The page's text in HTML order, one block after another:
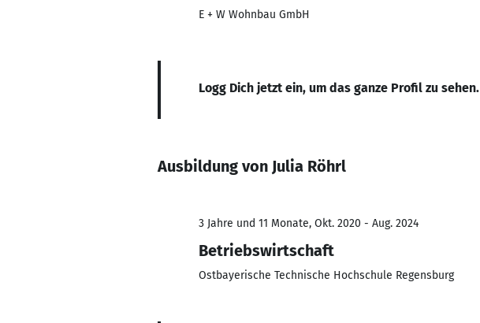
E + W Wohnbau GmbH
Logg Dich jetzt ein, um das ganze Profil zu sehen.
Ausbildung von Julia Röhrl
3 Jahre und 11 Monate, Okt. 2020 - Aug. 2024
Betriebswirtschaft
Ostbayerische Technische Hochschule Regensburg